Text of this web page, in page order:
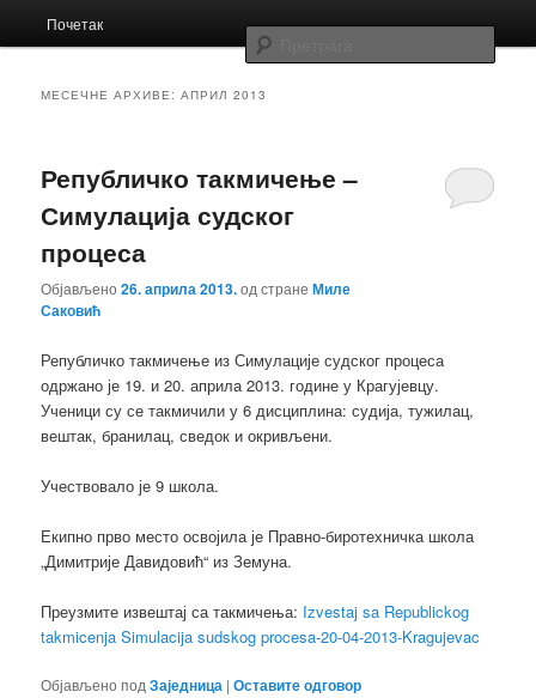
Заједница
изборник
Скочи
садржај
Скочи
садржај
Почетак
МЕСЕЧНЕ АРХИВЕ:АПРИЛ 2013
Републичко такмичење –
Симулација судског
процеса
Објављено26. априла 2013.од странеМиле
Саковић
Републичко такмичење из Симулације судског процеса
одржано је 19. и 20. априла 2013. године у Крагујевцу.
Ученици су се такмичили у 6 дисциплина: судија, тужилац,
вештак, бранилац, сведок и окривљени.
Учествовало је 9 школа.
Екипно прво место освојила је Правно-биротехничка школа
„Димитрије Давидовић“ из Земуна.
Преузмите извештај са такмичења: Izvestaj sa Republickog
takmicenja Simulacija sudskog procesa-20-04-2013-Kragujevac
Објављено под Заједница |Оставите одговор